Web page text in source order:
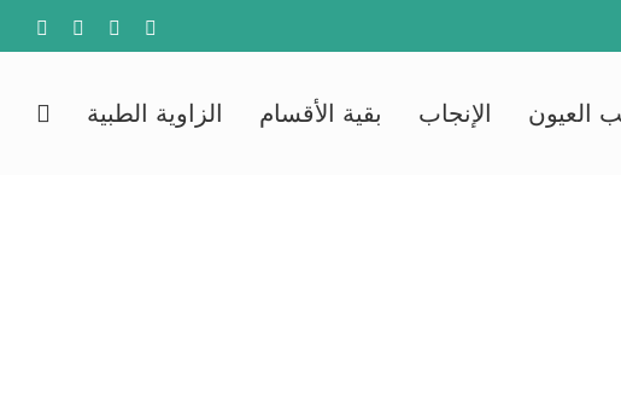
Facebook
YouTube
العيون الإنجاب بقية الأقسام الزاوية الطبية